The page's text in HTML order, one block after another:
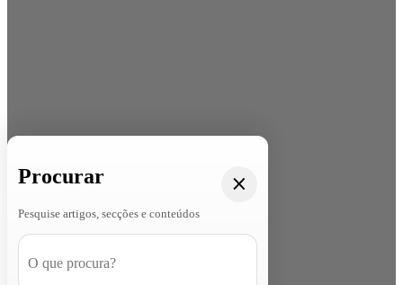
Procurar
Pesquise artigos, secções e conteúdos